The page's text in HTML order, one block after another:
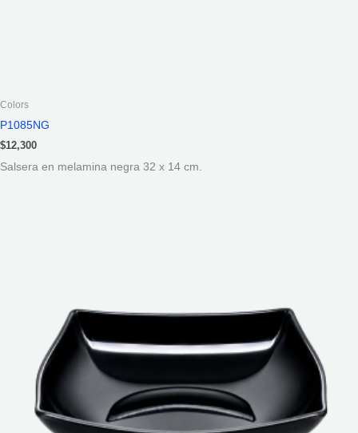
Colors
P1085NG
$12,300
Salsera en melamina negra 32 x 14 cm.